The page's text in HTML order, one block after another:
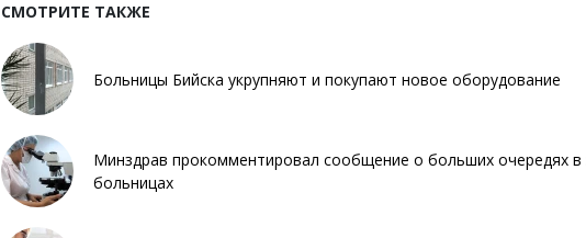
СМОТРИТЕ ТАКЖЕ
Больницы Бийска укрупняют и покупают новое оборудование
Минздрав прокомментировал сообщение о больших очередях в
больницах